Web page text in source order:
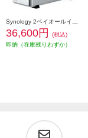
Synology 2ベイオールインワンNASキット DiskStation DS223j
36,600円
(税込)
即納（在庫残りわずか）